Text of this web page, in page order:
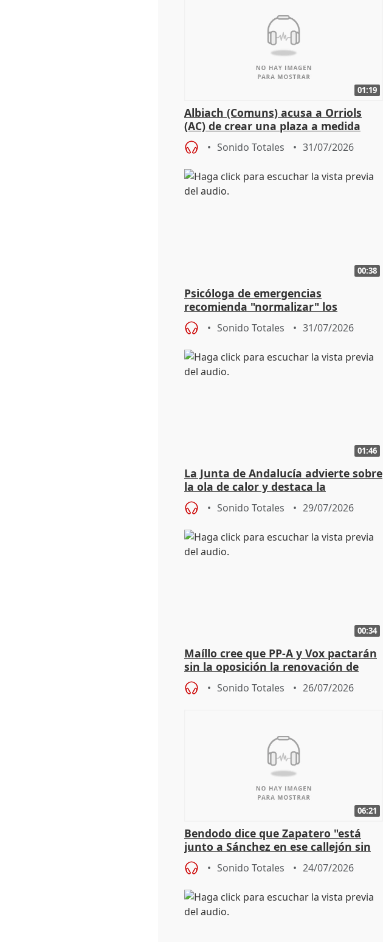
01:19
Albiach (Comuns) acusa a Orriols
(AC) de crear una plaza a medida
para su hija en Ripoll (Girona)
Sonido Totales 31/07/2026
00:38
Psicóloga de emergencias
recomienda "normalizar" los
síntomas tras sufrir un incendio
Sonido Totales 31/07/2026
01:46
La Junta de Andalucía advierte sobre
la ola de calor y destaca la
importancia de la prevención
Sonido Totales 29/07/2026
00:34
Maíllo cree que PP-A y Vox pactarán
sin la oposición la renovación de
órganos como el Defensor
Sonido Totales 26/07/2026
06:21
Bendodo dice que Zapatero "está
junto a Sánchez en ese callejón sin
salida
Sonido Totales 24/07/2026